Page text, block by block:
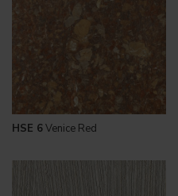
HSE 6Venice Red